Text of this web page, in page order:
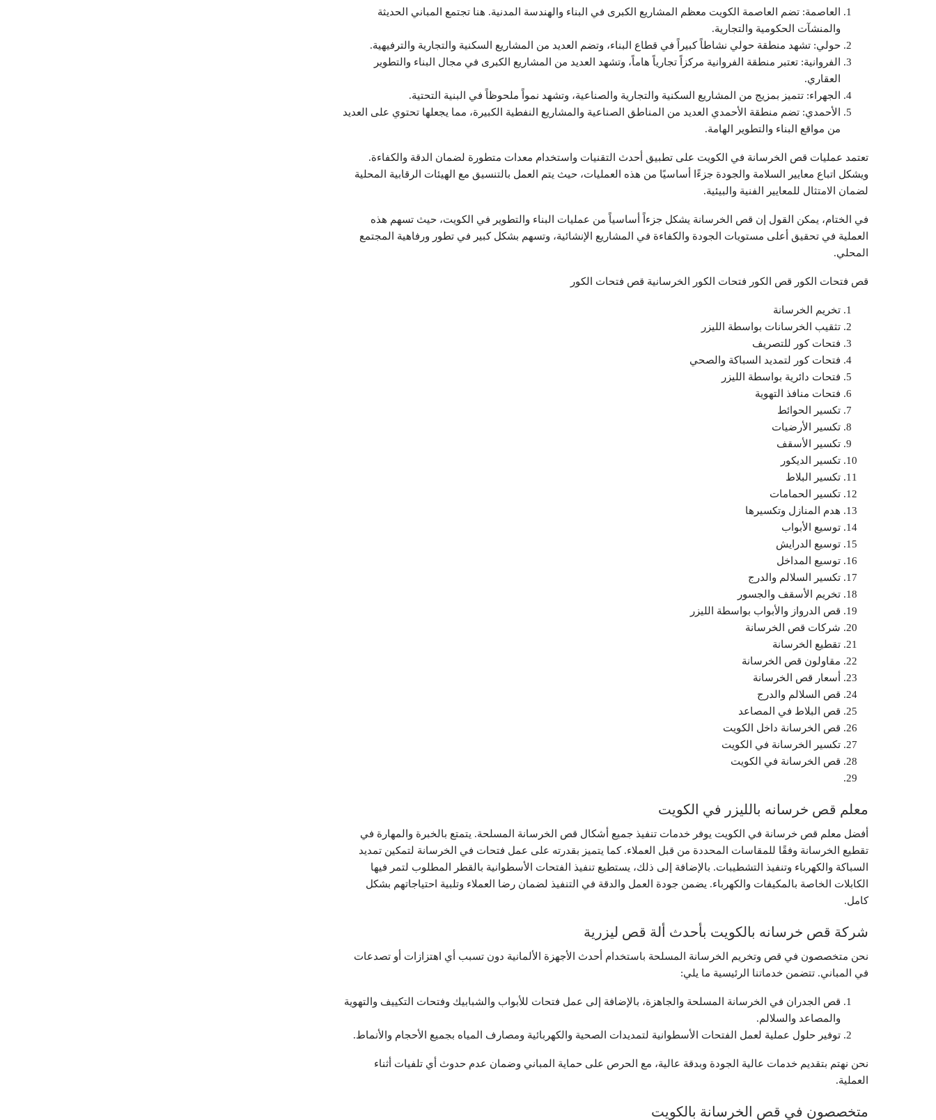
العاصمة: تضم العاصمة الكويت معظم المشاريع الكبرى في البناء والهندسة المدنية. هنا تجتمع المباني الحديثة
والمنشآت الحكومية والتجارية.
حولي: تشهد منطقة حولي نشاطاً كبيراً في قطاع البناء، وتضم العديد من المشاريع السكنية والتجارية والترفيهية.
الفروانية: تعتبر منطقة الفروانية مركزاً تجارياً هاماً، وتشهد العديد من المشاريع الكبرى في مجال البناء والتطوير
العقاري.
الجهراء: تتميز بمزيج من المشاريع السكنية والتجارية والصناعية، وتشهد نمواً ملحوظاً في البنية التحتية.
الأحمدي: تضم منطقة الأحمدي العديد من المناطق الصناعية والمشاريع النفطية الكبيرة، مما يجعلها تحتوي على العديد
من مواقع البناء والتطوير الهامة.
تعتمد عمليات قص الخرسانة في الكويت على تطبيق أحدث التقنيات واستخدام معدات متطورة لضمان الدقة والكفاءة.
ويشكل اتباع معايير السلامة والجودة جزءًا أساسيًا من هذه العمليات، حيث يتم العمل بالتنسيق مع الهيئات الرقابية المحلية
لضمان الامتثال للمعايير الفنية والبيئية.
في الختام، يمكن القول إن قص الخرسانة يشكل جزءاً أساسياً من عمليات البناء والتطوير في الكويت، حيث تسهم هذه
العملية في تحقيق أعلى مستويات الجودة والكفاءة في المشاريع الإنشائية، وتسهم بشكل كبير في تطور ورفاهية المجتمع
المحلي.
قص فتحات الكور قص الكور فتحات الكور الخرسانية قص فتحات الكور
تخريم الخرسانة
تثقيب الخرسانات بواسطة الليزر
فتحات كور للتصريف
فتحات كور لتمديد السباكة والصحي
فتحات دائرية بواسطة الليزر
فتحات منافذ التهوية
تكسير الحوائط
تكسير الأرضيات
تكسير الأسقف
تكسير الديكور
تكسير البلاط
تكسير الحمامات
هدم المنازل وتكسيرها
توسيع الأبواب
توسيع الدرايش
توسيع المداخل
تكسير السلالم والدرج
تخريم الأسقف والجسور
قص الدرواز والأبواب بواسطة الليزر
شركات قص الخرسانة
تقطيع الخرسانة
مقاولون قص الخرسانة
أسعار قص الخرسانة
قص السلالم والدرج
قص البلاط في المصاعد
قص الخرسانة داخل الكويت
تكسير الخرسانة في الكويت
قص الخرسانة في الكويت
معلم قص خرسانه بالليزر في الكويت
أفضل معلم قص خرسانة في الكويت يوفر خدمات تنفيذ جميع أشكال قص الخرسانة المسلحة. يتمتع بالخبرة والمهارة في
تقطيع الخرسانة وفقًا للمقاسات المحددة من قبل العملاء. كما يتميز بقدرته على عمل فتحات في الخرسانة لتمكين تمديد
السباكة والكهرباء وتنفيذ التشطيبات. بالإضافة إلى ذلك، يستطيع تنفيذ الفتحات الأسطوانية بالقطر المطلوب لتمر فيها
الكابلات الخاصة بالمكيفات والكهرباء. يضمن جودة العمل والدقة في التنفيذ لضمان رضا العملاء وتلبية احتياجاتهم بشكل
كامل.
شركة قص خرسانه بالكويت بأحدث ألة قص ليزرية
نحن متخصصون في قص وتخريم الخرسانة المسلحة باستخدام أحدث الأجهزة الألمانية دون تسبب أي اهتزازات أو تصدعات
في المباني. تتضمن خدماتنا الرئيسية ما يلي:
قص الجدران في الخرسانة المسلحة والجاهزة، بالإضافة إلى عمل فتحات للأبواب والشبابيك وفتحات التكييف والتهوية
والمصاعد والسلالم.
توفير حلول عملية لعمل الفتحات الأسطوانية لتمديدات الصحية والكهربائية ومصارف المياه بجميع الأحجام والأنماط.
نحن نهتم بتقديم خدمات عالية الجودة وبدقة عالية، مع الحرص على حماية المباني وضمان عدم حدوث أي تلفيات أثناء
العملية.
متخصصون في قص الخرسانة بالكويت